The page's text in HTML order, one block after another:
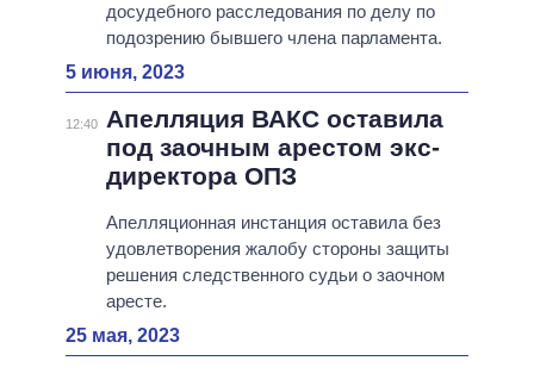
досудебного расследования по делу по
подозрению бывшего члена парламента.
5 июня, 2023
12:40
Апелляция ВАКС оставила
под заочным арестом экс-
директора ОПЗ
Апелляционная инстанция оставила без
удовлетворения жалобу стороны защиты
решения следственного судьи о заочном
аресте.
25 мая, 2023